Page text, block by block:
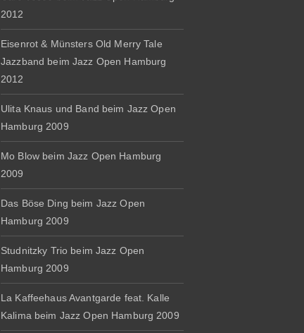
2012
Eisenrot & Münsters Old Merry Tale
Jazzband beim Jazz Open Hamburg
2012
Ulita Knaus und Band beim Jazz Open
Hamburg 2009
Mo Blow beim Jazz Open Hamburg
2009
Das Böse Ding beim Jazz Open
Hamburg 2009
Studnitzky Trio beim Jazz Open
Hamburg 2009
La Kaffeehaus Avantgarde feat. Kalle
Kalima beim Jazz Open Hamburg 2009